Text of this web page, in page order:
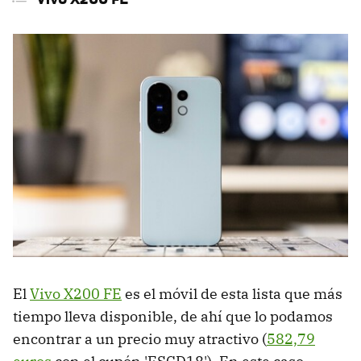
ElVivo X200 FE es el móvil de esta lista que más
tiempo lleva disponible, de ahí que lo podamos
encontrar a un precio muy atractivo (582,79